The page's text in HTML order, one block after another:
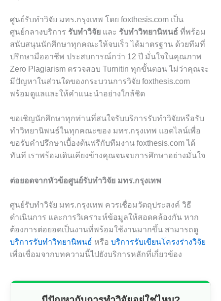
ศูนย์รับทำวิจัย มทร.กรุงเทพ โดย foxthesis.com เป็น
ศูนย์กลางบริการ รับทำวิจัย และ รับทำวิทยานิพนธ์ ที่พร้อม
สนับสนุนนักศึกษาทุกคณะให้จบเร็ว ได้มาตรฐาน ด้วยทีมที่
ปรึกษามืออาชีพ ประสบการณ์กว่า 12 ปี มั่นใจในคุณภาพ
Zero Plagiarism ตรวจสอบ Turnitin ทุกขั้นตอน ไม่ว่าคุณจะ
มีปัญหาในส่วนใดของกระบวนการวิจัย foxthesis.com
พร้อมดูแลและให้คำแนะนำอย่างใกล้ชิด
ขอเชิญนักศึกษาทุกท่านที่สนใจรับบริการรับทำวิจัยหรือรับ
ทำวิทยานิพนธ์ในทุกคณะของ มทร.กรุงเทพ แอดไลน์เพื่อ
ขอรับคำปรึกษาเบื้องต้นฟรีกับทีมงาน foxthesis.com ได้
ทันที เราพร้อมเดินเคียงข้างคุณจนจบการศึกษาอย่างมั่นใจ
ต่อยอดจากหัวข้อศูนย์รับทำวิจัย มทร.กรุงเทพ
ศูนย์รับทำวิจัย มทร.กรุงเทพ ควรเชื่อมวัตถุประสงค์ วิธี
ดำเนินการ และการวิเคราะห์ข้อมูลให้สอดคล้องกัน หาก
ต้องการต่อยอดเป็นงานที่พร้อมใช้งานมากขึ้น สามารถดู
บริการรับทำวิทยานิพนธ์ หรือ บริการรับเขียนโครงร่างวิจัย
เพื่อเชื่อมจากบทความนี้ไปยังบริการหลักที่เกี่ยวข้อง